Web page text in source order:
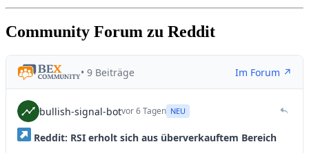
Community Forum zu Reddit